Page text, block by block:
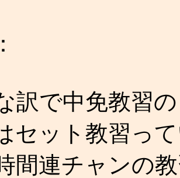
訳で中免教習
セット教習っ
間連チャンの